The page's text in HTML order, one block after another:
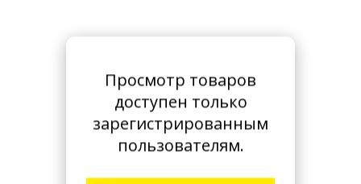
Просмотр товаров
доступен только
зарегистрированным
пользователям.